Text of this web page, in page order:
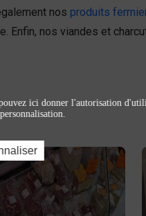
nos produits
Enfin, nos viandes et
Viandes et
ici donner l'autorisation